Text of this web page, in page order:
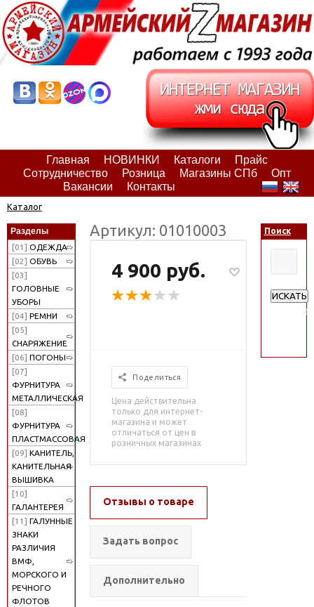
Главная НОВИНКИ Каталоги
Прайс
Сотрудничество
Розница Магазины СПб
Опт
Вакансии
Контакты
Каталог
Разделы
[01] ОДЕЖДА
[02] ОБУВЬ
[03]
ГОЛОВНЫЕ
УБОРЫ
[04] РЕМНИ
[05]
СНАРЯЖЕНИЕ
[06] ПОГОНЫ
[07]
ФУРНИТУРА
МЕТАЛЛИЧЕСКАЯ
[08]
ФУРНИТУРА
ПЛАСТМАССОВАЯ
[09] КАНИТЕЛЬ,
КАНИТЕЛЬНАЯ
ВЫШИВКА
[10]
ГАЛАНТЕРЕЯ
[11] ГАЛУННЫЕ
ЗНАКИ
РАЗЛИЧИЯ
ВМФ,
МОРСКОГО И
РЕЧНОГО
ФЛОТОВ
Артикул: 01010003
4 900 руб.
Поделиться
Цена действительна
только для интернет-
магазина и может
отличаться от цен в
розничных магазинах
Отзывы о товаре
Задать вопрос
Дополнительно
Поиск
ИСКАТЬ